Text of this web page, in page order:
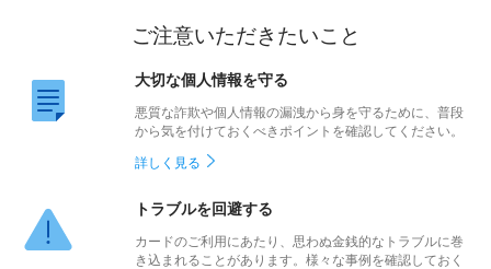
ご注意いただきたいこと
大切な個人情報を守る
悪質な詐欺や個人情報の漏洩から身を守るために、普段
から気を付けておくべきポイントを確認してください。
詳しく見る
トラブルを回避する
カードのご利用にあたり、思わぬ金銭的なトラブルに巻
き込まれることがあります。様々な事例を確認しておく